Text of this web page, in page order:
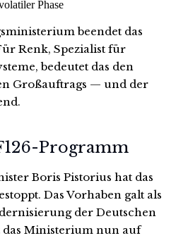
Phase
beendet das
Renk, Spezialist für
bedeutet das den
Großauftrags — und der
Programm
Boris Pistorius hat das
Das Vorhaben galt als
der Deutschen
das Ministerium nun auf